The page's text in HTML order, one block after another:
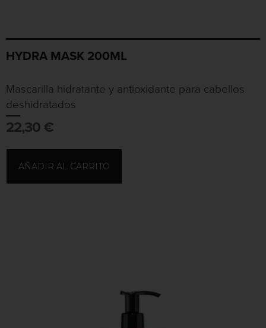
HYDRA MASK 200ML
Mascarilla hidratante y antioxidante para cabellos
deshidratados
22,30 €
AÑADIR AL CARRITO